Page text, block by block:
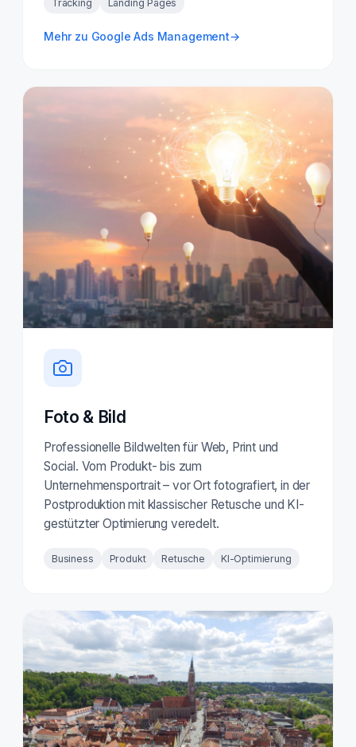
Tracking
Landing Pages
Mehr zu Google Ads Management→
Foto & Bild
Professionelle Bildwelten für Web, Print und
Social. Vom Produkt- bis zum
Unternehmensportrait – vor Ort fotografiert, in der
Postproduktion mit klassischer Retusche und KI-
gestützter Optimierung veredelt.
Business Produkt Retusche KI-Optimierung